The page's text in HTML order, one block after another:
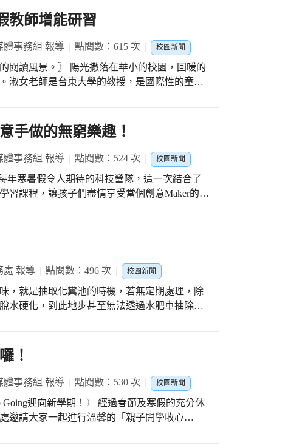
園裡與老師面對面的討論，不僅更能直接明瞭
務人員與家長或幼兒單獨晤談之空間。且空間
保服務人員準備教學、製作教材教具及交流研
於空間或規劃因素，都是附設設置或簡易為
求與期待，決定改造既有空間，先對舊有空間
口與鄰靠辦公室的各種優點。 進入到第
的大窗戶，整體感覺就既高雅時尚，但又保有
老師、園內同仁放鬆暢談的好地方。對於家長
非常開心，特地配合開學前的春茶會一起慶
放鬆的地方，並且也讓學校整體設備更完善提
王聖雯說：「原本名為工作室的空間，堆滿老
禁地般不容靠近。在園長及教務組長耗時費力
光從窗外撒入、微風得以吹拂。在裝潢過程
問，他們同樣期待著新空間的落成。希望此晤
家長有良好舒適的晤談地方，對園內同仁也是
兒園的重要空間。」
教師增能研習
體事務組 報導 點閱數：615 次 校園新聞
在華小的校園，回暖的
淑女老師是台東大學的教授，是國際性的童書
方式，讓孩子們充份發揮創意。例如藉由超輕
間的互動對話，激發出想像力，即興創作出有
故事的能力；換個角度看生活中習以為常的事
本，透過無字書讓孩子們對圖畫的美感與閱
找作家傳遞的訊息，也激發出孩子更多的想像
像素養的另一片天空。這場生動、實用性十足
手做的無窮樂趣！
體事務組 報導 點閱數：524 次 校園新聞
習課程，讓孩子們盡情享受當個創意Maker的無
處 報導 點閱數：496 次 校園新聞
，就是抽取化糞池的時機，若無定期處理，除
水硬化，到此地步甚至無法透過水肥車抽除。
使用化學藥劑清潔馬桶，這類界面活性劑往往
導致化糞池效能減低；另外，微生物的增長速
種數量與水肥下落的速度不成比例，也會喪失
抽化糞池來幫助減輕化糞池的負擔。 寒假期
兩個工作天抽取化糞池，平時好好保養、維護
免不到一年化糞池就滿了，還得支出更多抽化
！
體事務組 報導 點閱數：530 次 校園新聞
！〗 經過春節及寒假的充分休
邀請大家一起進行溫馨的「親子開學收心